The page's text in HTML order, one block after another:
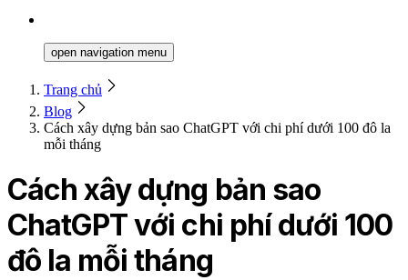
open navigation menu
Trang chủ
Blog
Cách xây dựng bản sao ChatGPT với chi phí dưới 100 đô la
mỗi tháng
Cách xây dựng bản sao
ChatGPT với chi phí dưới 100
đô la mỗi tháng